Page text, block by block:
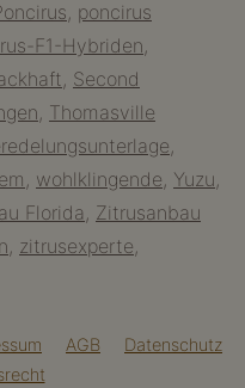
, poncirus
F1-Hybriden,
, Second
, Thomasville
,
, wohlklingende, Yuzu,
Florida , Zitrusanbau
, zitrusexperte,
AGB
Datenschutz